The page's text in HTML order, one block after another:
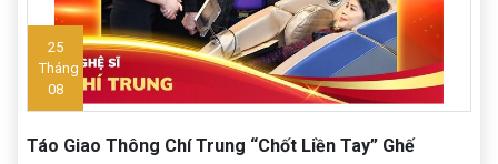
25
Tháng
08
Táo Giao Thông Chí Trung “Chốt Liền Tay” Ghế